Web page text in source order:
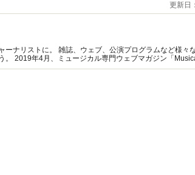
更新日
ーナリストに。 雑誌、ウェブ、公演プログラムなど様々
。 2019年4月、ミュージカル専門ウェブマガジン「